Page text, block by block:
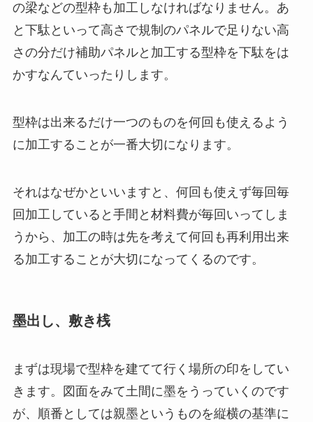
の梁などの型枠も加工しなければなりません。あ
と下駄といって高さで規制のパネルで足りない高
さの分だけ補助パネルと加工する型枠を下駄をは
かすなんていったりします。
型枠は出来るだけ一つのものを何回も使えるよう
に加工することが一番大切になります。
それはなぜかといいますと、何回も使えず毎回毎
回加工していると手間と材料費が毎回いってしま
うから、加工の時は先を考えて何回も再利用出来
る加工することが大切になってくるのです。
墨出し、敷き桟
まずは現場で型枠を建てて行く場所の印をしてい
きます。図面をみて土間に墨をうっていくのです
が、順番としては親墨というものを縦横の基準に